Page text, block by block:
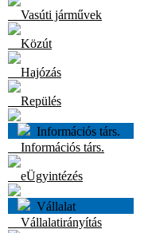
Vasúti járművek
Közút
Hajózás
Repülés
Információs társ.
Információs társ.
eÜgyintézés
Vállalat
Vállalatirányítás